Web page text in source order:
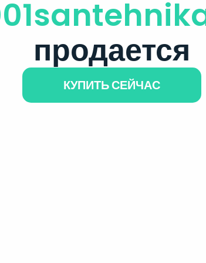
продается
КУПИТЬ СЕЙЧАС